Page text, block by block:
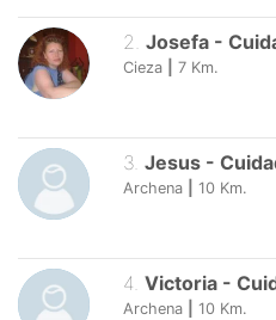
2. Josefa -
Cieza 7 Km.
3. Jesus -
Archena 10 Km.
4. Victoria -
Archena 10 Km.